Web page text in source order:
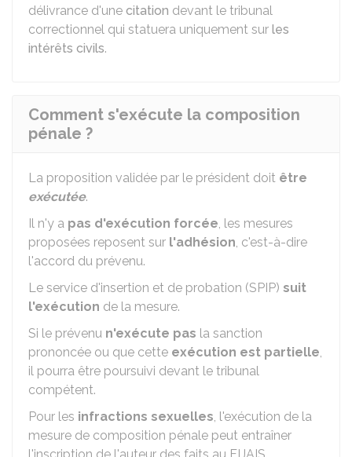
délivrance d'une citation devant le tribunal
correctionnel qui statuera uniquement sur les
intérêts civils.
Comment s'exécute la composition
pénale ?
La proposition validée par le président doit être
exécutée.
Il n'y a pas d'exécution forcée, les mesures
proposées reposent sur l'adhésion, c'est-à-dire
l'accord du prévenu.
Le service d'insertion et de probation (SPIP) suit
l'exécution de la mesure.
Si le prévenu n'exécute pas la sanction
prononcée ou que cette exécution est partielle,
il pourra être poursuivi devant le tribunal
compétent.
Pour les infractions sexuelles, l'exécution de la
mesure de composition pénale peut entraîner